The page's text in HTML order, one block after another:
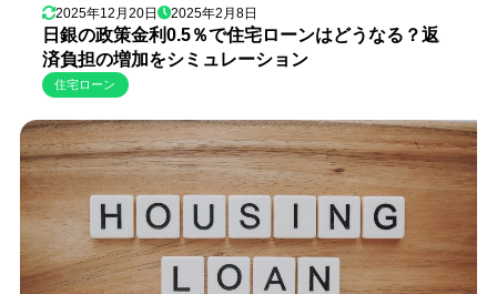
2025年12月20日 2025年2月8日
日銀の政策金利0.5％で住宅ローンはどうなる？返
済負担の増加をシミュレーション
住宅ローン